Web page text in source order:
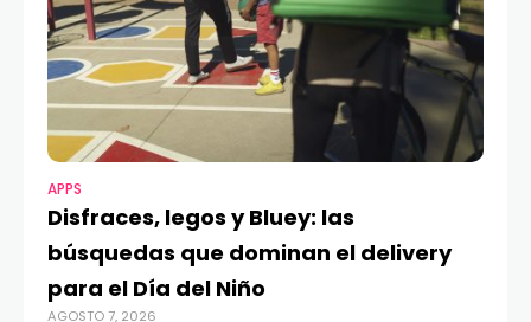
APPS
Disfraces, legos y Bluey: las
búsquedas que dominan el delivery
para el Día del Niño
AGOSTO 7, 2026